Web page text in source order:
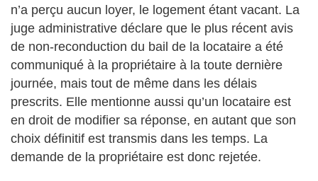
n’a perçu aucun loyer, le logement étant vacant. La
juge administrative déclare que le plus récent avis
de non-reconduction du bail de la locataire a été
communiqué à la propriétaire à la toute dernière
journée, mais tout de même dans les délais
prescrits. Elle mentionne aussi qu’un locataire est
en droit de modifier sa réponse, en autant que son
choix définitif est transmis dans les temps. La
demande de la propriétaire est donc rejetée.